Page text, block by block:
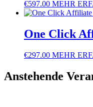
€597.00 MEHR
One Click
€297.00 MEHR
Anstehende